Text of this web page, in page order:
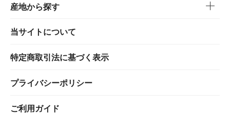
産地から探す
当サイトについて
特定商取引法に基づく表示
プライバシーポリシー
ご利用ガイド